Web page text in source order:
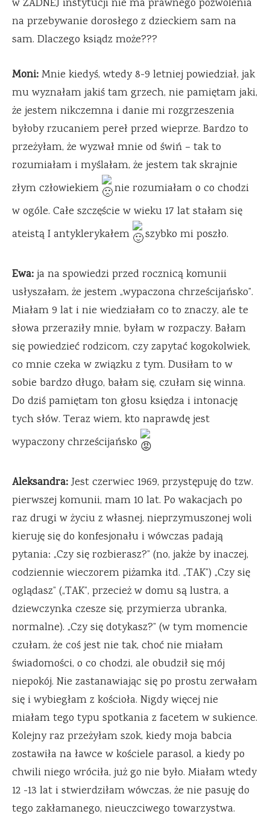
w ŻADNEJ instytucji nie ma prawnego pozwolenia
na przebywanie dorosłego z dzieckiem sam na
sam. Dlaczego ksiądz może???
Moni:Mnie kiedyś, wtedy 8-9 letniej powiedział, jak
mu wyznałam jakiś tam grzech, nie pamiętam jaki,
że jestem nikczemna i danie mi rozgrzeszenia
byłoby rzucaniem pereł przed wieprze. Bardzo to
przeżyłam, że wyzwał mnie od świń – tak to
rozumiałam i myślałam, że jestem tak skrajnie
złym człowiekiem
nie rozumiałam o co chodzi
w ogóle. Całe szczęście w wieku 17 lat stałam się
ateistą I antyklerykałem
szybko mi poszło.
Ewa:ja na spowiedzi przed rocznicą komunii
usłyszałam, że jestem „wypaczona chrześcijańsko”.
Miałam 9 lat i nie wiedziałam co to znaczy, ale te
słowa przeraziły mnie, byłam w rozpaczy. Bałam
się powiedzieć rodzicom, czy zapytać kogokolwiek,
co mnie czeka w związku z tym. Dusiłam to w
sobie bardzo długo, bałam się, czułam się winna.
Do dziś pamiętam ton głosu księdza i intonację
tych słów. Teraz wiem, kto naprawdę jest
wypaczony chrześcijańsko
Aleksandra:Jest czerwiec 1969, przystępuję do tzw.
pierwszej komunii, mam 10 lat. Po wakacjach po
raz drugi w życiu z własnej, nieprzymuszonej woli
kieruję się do konfesjonału i wówczas padają
pytania: „Czy się rozbierasz?” (no, jakże by inaczej,
codziennie wieczorem piżamka itd. „TAK”) „Czy się
oglądasz” („TAK”, przecież w domu są lustra, a
dziewczynka czesze się, przymierza ubranka,
normalne). „Czy się dotykasz?” (w tym momencie
czułam, że coś jest nie tak, choć nie miałam
świadomości, o co chodzi, ale obudził się mój
niepokój. Nie zastanawiając się po prostu zerwałam
się i wybiegłam z kościoła. Nigdy więcej nie
miałam tego typu spotkania z facetem w sukience.
Kolejny raz przeżyłam szok, kiedy moja babcia
zostawiła na ławce w kościele parasol, a kiedy po
chwili niego wróciła, już go nie było. Miałam wtedy
12 -13 lat i stwierdziłam wówczas, że nie pasuję do
tego zakłamanego, nieuczciwego towarzystwa.